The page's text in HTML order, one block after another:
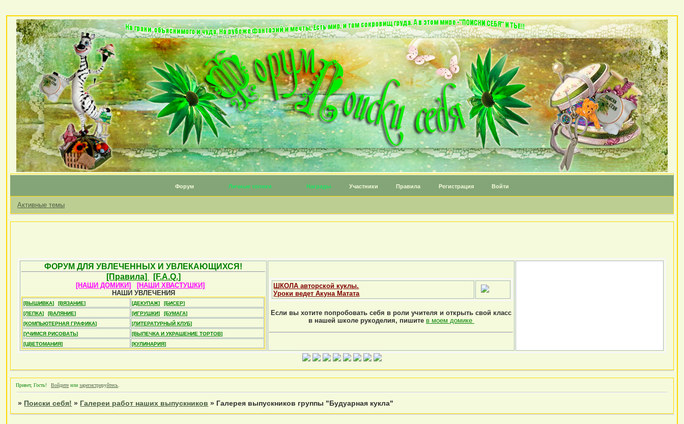
Форум Личные топики Награды Участники Правила Регистрация Войти
Активные темы
ФОРУМ ДЛЯ УВЛЕЧЕННЫХ И УВЛЕКАЮЩИХСЯ!
[Правила]
[F.A.Q.]
[НАШИ ДОМИКИ]
[НАШИ ХВАСТУШКИ]
НАШИ УВЛЕЧЕНИЯ
[ВЫШИВКА] [ВЯЗАНИЕ] [ДЕКУПАЖ]
[БИСЕР]
[ЛЕПКА]
[ВАЛЯНИЕ] [ИГРУШКИ]
[БУМАГА]
[КОМПЬЮТЕРНАЯ ГРАФИКА]
[ЛИТЕРАТУРНЫЙ КЛУБ]
[УЧИМСЯ РИСОВАТЬ]
[ВЫПЕЧКА И УКРАШЕНИЕ ТОРТОВ]
[ЦВЕТОМАНИЯ]
[КУЛИНАРИЯ]
ШКОЛА авторской куклы.
Уроки ведет Акуна Матата
Если вы хотите попробовать себя в роли учителя и открыть свой класс
в нашей школе рукоделия, пишите в моем домике
Привет, Гость! Войдите илизарегистрируйтесь
» Поиски себя! » Галереи работ наших выпускников » Галерея выпускников группы "Будуарная кукла"